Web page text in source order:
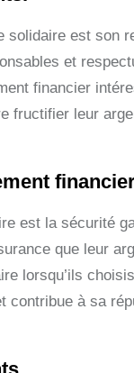
est son
et
financier
fructifier leur
est la sécurité
que leur
lorsqu’ils
à sa